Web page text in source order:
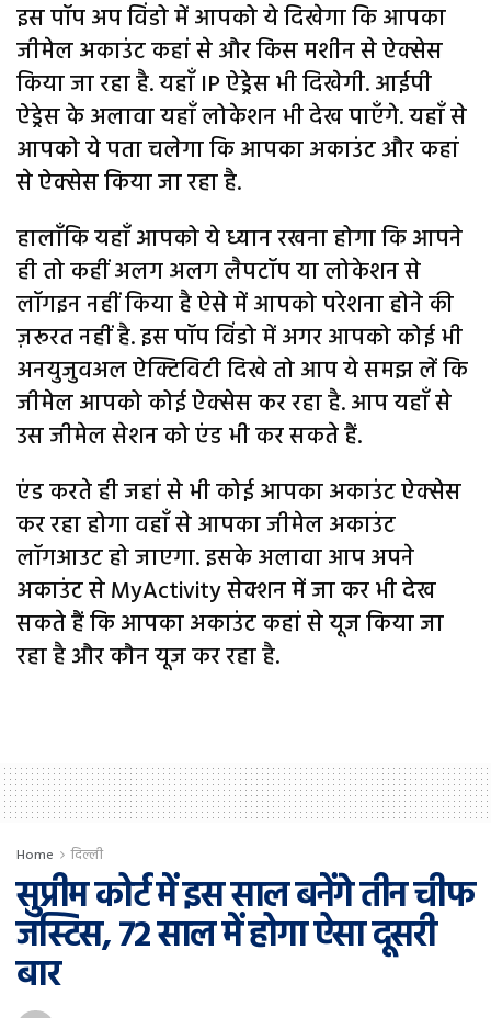
इस पॉप अप विंडो में आपको ये दिखेगा कि आपका
जीमेल अकाउंट कहां से और किस मशीन से ऐक्सेस
किया जा रहा है. यहाँ IP ऐड्रेस भी दिखेगी. आईपी
ऐड्रेस के अलावा यहाँ लोकेशन भी देख पाएँगे. यहाँ से
आपको ये पता चलेगा कि आपका अकाउंट और कहां
से ऐक्सेस किया जा रहा है.
हालाँकि यहाँ आपको ये ध्यान रखना होगा कि आपने
ही तो कहीं अलग अलग लैपटॉप या लोकेशन से
लॉगइन नहीं किया है ऐसे में आपको परेशना होने की
ज़रूरत नहीं है. इस पॉप विंडो में अगर आपको कोई भी
अनयुजुवअल ऐक्टिविटी दिखे तो आप ये समझ लें कि
जीमेल आपको कोई ऐक्सेस कर रहा है. आप यहाँ से
उस जीमेल सेशन को एंड भी कर सकते हैं.
एंड करते ही जहां से भी कोई आपका अकाउंट ऐक्सेस
कर रहा होगा वहाँ से आपका जीमेल अकाउंट
लॉगआउट हो जाएगा. इसके अलावा आप अपने
अकाउंट से MyActivity सेक्शन में जा कर भी देख
सकते हैं कि आपका अकाउंट कहां से यूज किया जा
रहा है और कौन यूज कर रहा है.
Home दिल्ली
सुप्रीम कोर्ट में इस साल बनेंगे तीन चीफ
जस्टिस, 72 साल में होगा ऐसा दूसरी
बार